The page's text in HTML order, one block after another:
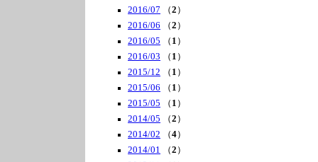
2016/07 （2 ）
2016/06 （2 ）
2016/05 （ 1 ）
2016/03 （ 1 ）
2015/12 （ 1 ）
2015/06 （ 1 ）
2015/05 （ 1 ）
2014/05 （2 ）
2014/02 （4）
2014/01 （2 ）